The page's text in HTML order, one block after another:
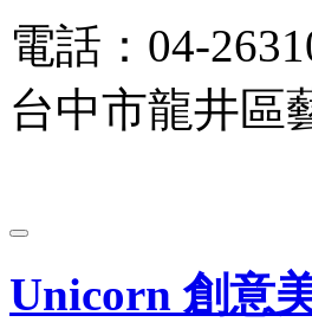
電話：04-
台中市龍井區
Unicorn 創意